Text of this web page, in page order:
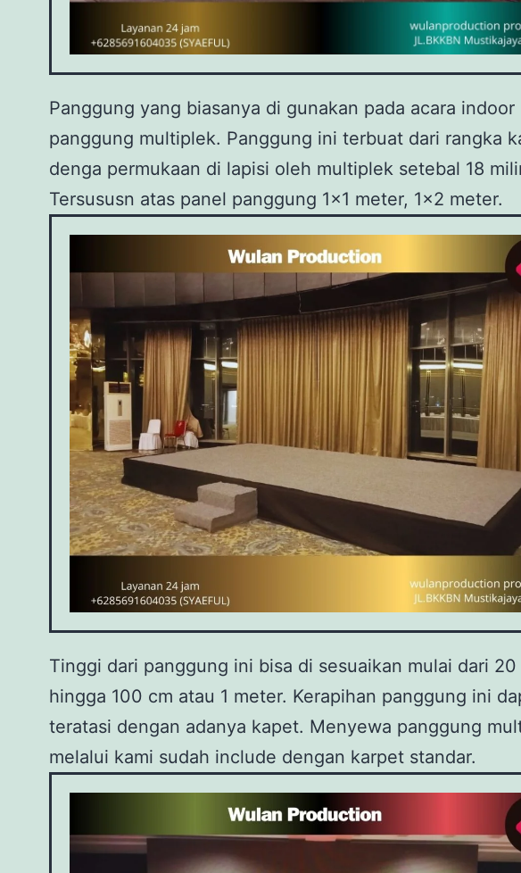
Panggung yang biasanya di gunakan pada acara indoor
panggung multiplek. Panggung ini terbuat dari rangka
denga permukaan di lapisi oleh multiplek setebal 18
Tersususn atas panel panggung 1×1 meter, 1×2 meter.
Tinggi dari panggung ini bisa di sesuaikan mulai dari 20
hingga 100 cm atau 1 meter. Kerapihan panggung ini
teratasi dengan adanya kapet. Menyewa panggung
melalui kami sudah include dengan karpet standar.